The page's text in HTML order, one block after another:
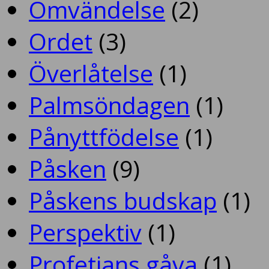
Omvändelse (2)
Ordet (3)
Överlåtelse (1)
Palmsöndagen (1)
Pånyttfödelse (1)
Påsken (9)
Påskens budskap (1)
Perspektiv (1)